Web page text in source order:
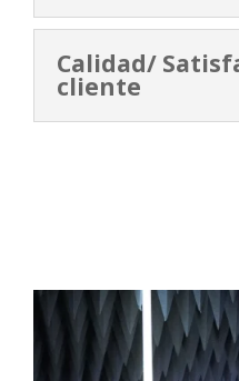
Calidad/
cliente